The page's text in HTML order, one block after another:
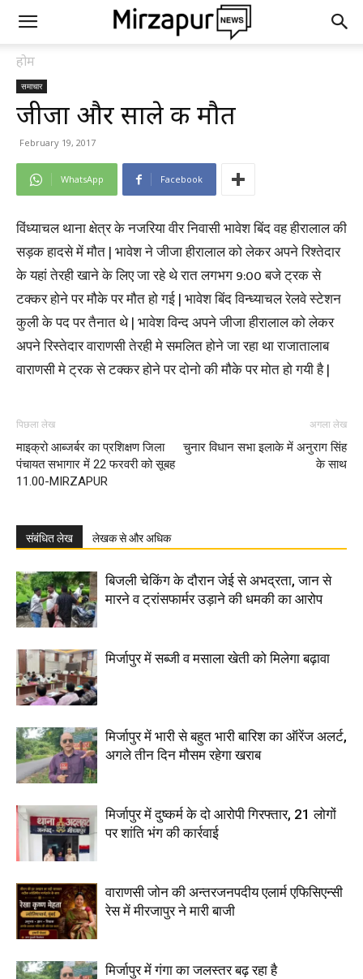
होम
समाचार
जीजा और साले की मौत
February 19, 2017
WhatsApp Facebook
विंध्याचल थाना क्षेत्र के नजरिया वीर निवासी भावेश बिंद वह हीरालाल की
सड़क हादसे में मौत | भावेश ने जीजा हीरालाल को लेकर अपने रिश्तेदार
के यहां तेरही खाने के लिए जा रहे थे रात लगभग 9:00 बजे ट्रक से
टक्कर होने पर मौके पर मौत हो गई | भावेश बिंद विन्ध्याचल रेलवे स्टेशन
कुली के पद पर तैनात थे | भावेश विन्द अपने जीजा हीरालाल को लेकर
अपने रिस्तेदार वाराणसी तेरही मे समलित होने जा रहा था राजातालाब
वाराणसी मे ट्रक से टक्कर होने पर दोनो की मौके पर मोत हो गयी है |
पिछला लेख
माइक्रो आब्जर्बर का प्रशिक्षण जिला
पंचायत सभागार में 22 फरवरी को सूबह
11.00-MIRZAPUR
अगला लेख
चुनार विधान सभा इलाके में अनुराग सिंह
के साथ
संबंधित लेख लेखक से और अधिक
बिजली चेकिंग के दौरान जेई से अभद्रता, जान से
मारने व ट्रांसफार्मर उड़ाने की धमकी का आरोप
मिर्जापुर में सब्जी व मसाला खेती को मिलेगा बढ़ावा
मिर्जापुर में भारी से बहुत भारी बारिश का ऑरेंज अलर्ट,
अगले तीन दिन मौसम रहेगा खराब
मिर्जापुर में दुष्कर्म के दो आरोपी गिरफ्तार, 21 लोगों
पर शांति भंग की कार्रवाई
वाराणसी जोन की अन्तरजनपदीय एलार्म एफिसिएन्सी
रेस में मीरजापुर ने मारी बाजी
मिर्जापुर में गंगा का जलस्तर बढ़ रहा है